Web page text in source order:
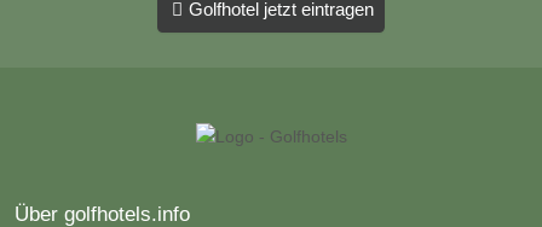
Golfhotel jetzt eintragen
Über golfhotels.info